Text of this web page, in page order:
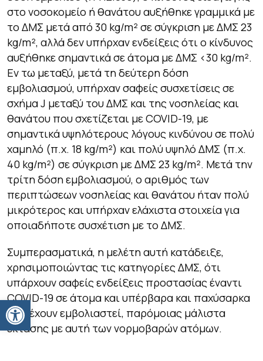
Ανοίξτε τη γραμμή εργαλείων
στο νοσοκομείο ή θανάτου αυξήθηκε γραμμικά με
το ΔΜΣ μετά από 30 kg/m² σε σύγκριση με ΔΜΣ 23
kg/m², αλλά δεν υπήρχαν ενδείξεις ότι ο κίνδυνος
αυξήθηκε σημαντικά σε άτομα με ΔΜΣ <30 kg/m².
Εν τω μεταξύ, μετά τη δεύτερη δόση
εμβολιασμού, υπήρχαν σαφείς συσχετίσεις σε
σχήμα J μεταξύ του ΔΜΣ και της νοσηλείας και
θανάτου που σχετίζεται με COVID-19, με
σημαντικά υψηλότερους λόγους κινδύνου σε πολύ
χαμηλό (π.χ. 18 kg/m²) και πολύ υψηλό ΔΜΣ (π.χ.
40 kg/m²) σε σύγκριση με ΔΜΣ 23 kg/m². Μετά την
τρίτη δόση εμβολιασμού, ο αριθμός των
περιπτώσεων νοσηλείας και θανάτου ήταν πολύ
μικρότερος και υπήρχαν ελάχιστα στοιχεία για
οποιαδήποτε συσχέτιση με το ΔΜΣ.
Συμπερασματικά, η μελέτη αυτή κατάδειξε,
χρησιμοποιώντας τις κατηγορίες ΔΜΣ, ότι
υπάρχουν σαφείς ενδείξεις προστασίας έναντι
COVID-19 σε άτομα και υπέρβαρα και παχύσαρκα
που έχουν εμβολιαστεί, παρόμοιας μάλιστα
έκτασης με αυτή των νορμοβαρών ατόμων.